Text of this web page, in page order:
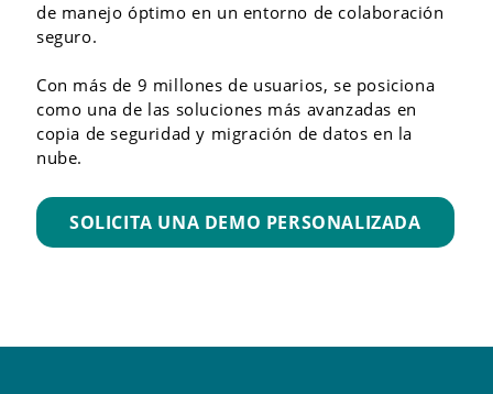
de manejo óptimo en un entorno de colaboración
seguro.
Con más de 9 millones de usuarios, se posiciona
como una de las soluciones más avanzadas en
copia de seguridad y migración de datos en la
nube.
SOLICITA UNA DEMO PERSONALIZADA